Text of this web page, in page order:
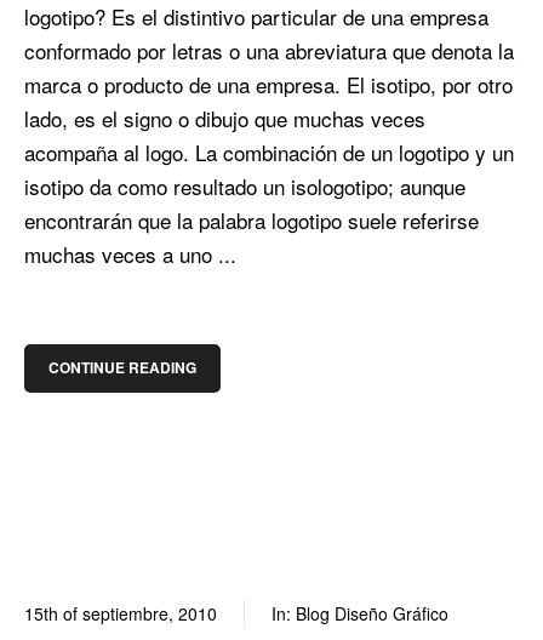
logotipo? Es el distintivo particular de una empresa
conformado por letras o una abreviatura que denota la
marca o producto de una empresa. El isotipo, por otro
lado, es el signo o dibujo que muchas veces
acompaña al logo. La combinación de un logotipo y un
isotipo da como resultado un isologotipo; aunque
encontrarán que la palabra logotipo suele referirse
muchas veces a uno ...
CONTINUE READING
15th of septiembre, 2010 In: Blog Diseño Gráfico